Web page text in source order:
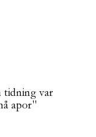
tidning var
apor"